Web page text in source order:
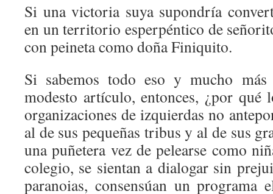
Si una victoria suya supondría
en un territorio esperpéntico de
con peineta como doña Finiquito.
Si sabemos todo eso y mucho
modesto artículo, entonces, ¿por qué
organizaciones de izquierdas no
al de sus pequeñas tribus y al de sus
una puñetera vez de pelearse como
colegio, se sientan a dialogar sin
paranoias, consensúan un programa